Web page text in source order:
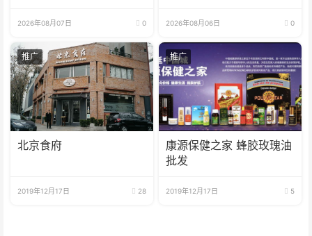
2026年08月07日 0 2026年08月06日 0
推广
北京食府
2019年12月17日 28
推广
康源保健之家 蜂胶玫瑰油
批发
2019年12月17日 5